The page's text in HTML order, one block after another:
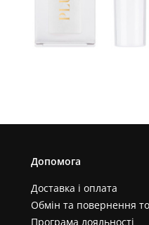
Допомога
Доставка і оплата
Обмін та повернення
Програма лояльності